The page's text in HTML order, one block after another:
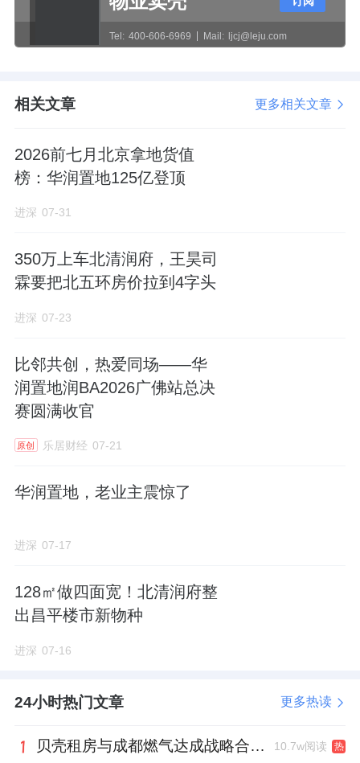
控股附属公司深业鹏基，注资约26.04亿元。
有目标公司约64.36%及35.64%的股权。
2025年，深圳控股的营业收入，同比增长
159%至404亿港元，首次突破400亿大关。
这主要得益于其房地产开发业务的强劲结转。
期内，该公司开发销售结转收入高达342亿港
东应占亏损为43.7亿港元，较2024年的18.2亿
港元亏损有所扩大。
剔除投资物业和金融资产公允价值变动的净影
影响，其核心净利润约为5亿港元。
损，分别为2.61亿港元、18.23亿港元及43.66
亿港元，亏损规模有所扩大。
在调控的基调下，该公司开启了从传统的“地产
的全面转型。
最终的目标是，要构建能提供长期稳定现金流
Tel: 400-606-6969 Mail: ljcj@leju.com
相关文章 更多相关文章
2026前七月北京拿地货值
榜：华润置地125亿登顶
进深 07-31
350万上车北清润府，王昊司
霖要把北五环房价拉到4字头
进深 07-23
比邻共创，热爱同场——华
润置地润BA2026广佛站总决
赛圆满收官
原创 乐居财经 07-21
华润置地，老业主震惊了
进深 07-17
128㎡做四面宽！北清润府整
出昌平楼市新物种
进深 07-16
24小时热门文章 更多热读
贝壳租房与成都燃气达成战略合作 打通安全巡检“最后一米” 10.7w阅读 热